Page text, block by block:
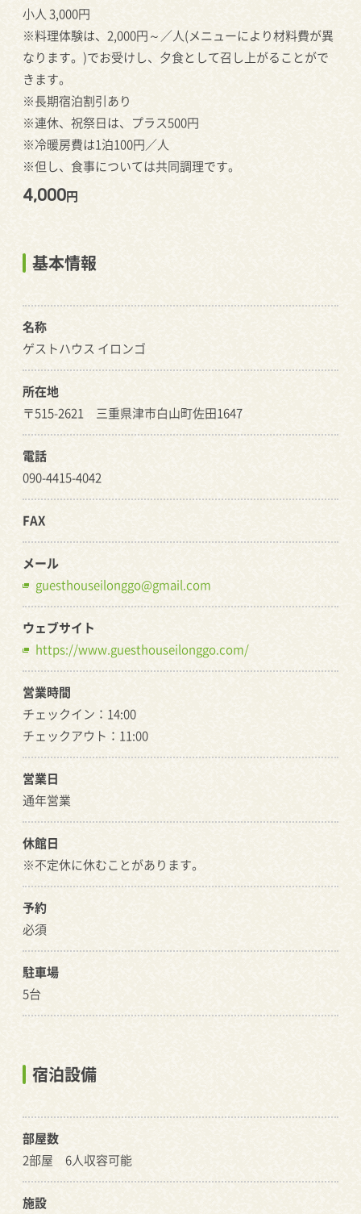
小人 3,000円
※料理体験は、2,000円～／人(メニューにより材料費が異
なります。)でお受けし、夕食として召し上がることがで
きます。
※長期宿泊割引あり
※連休、祝祭日は、プラス500円
※冷暖房費は1泊100円／人
※但し、食事については共同調理です。
4,000円
基本情報
名称
ゲストハウス イロンゴ
所在地
〒515-2621 三重県津市白山町佐田1647
電話
090-4415-4042
FAX
メール
guesthouseilonggo@gmail.com
ウェブサイト
https://www.guesthouseilonggo.com/
営業時間
チェックイン：14:00
チェックアウト：11:00
営業日
通年営業
休館日
※不定休に休むことがあります。
予約
必須
駐車場
5台
宿泊設備
部屋数
2部屋 6人収容可能
施設